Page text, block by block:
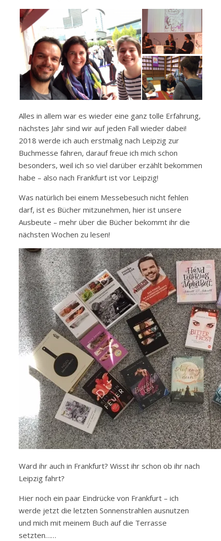
Alles in allem war es wieder eine ganz tolle Erfahrung,
nächstes Jahr sind wir auf jeden Fall wieder dabei!
2018 werde ich auch erstmalig nach Leipzig zur
Buchmesse fahren, darauf freue ich mich schon
besonders, weil ich so viel darüber erzählt bekommen
habe – also nach Frankfurt ist vor Leipzig!
Was natürlich bei einem Messebesuch nicht fehlen
darf, ist es Bücher mitzunehmen, hier ist unsere
Ausbeute – mehr über die Bücher bekommt ihr die
nächsten Wochen zu lesen!
Ward ihr auch in Frankfurt? Wisst ihr schon ob ihr nach
Leipzig fahrt?
Hier noch ein paar Eindrücke von Frankfurt – ich
werde jetzt die letzten Sonnenstrahlen ausnutzen
und mich mit meinem Buch auf die Terrasse
setzten……